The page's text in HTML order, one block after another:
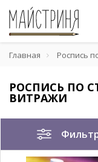
Главная Роспись
РОСПИСЬ ПО
ВИТРАЖИ